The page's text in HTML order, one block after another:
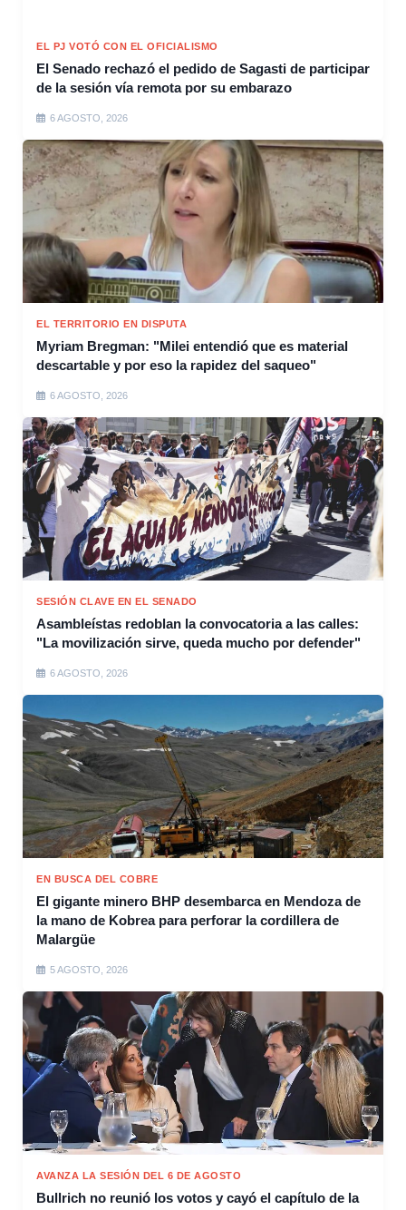
EL PJ VOTÓ CON EL OFICIALISMO
El Senado rechazó el pedido de Sagasti de participar
de la sesión vía remota por su embarazo
6 AGOSTO, 2026
EL TERRITORIO EN DISPUTA
Myriam Bregman: "Milei entendió que es material
descartable y por eso la rapidez del saqueo"
6 AGOSTO, 2026
SESIÓN CLAVE EN EL SENADO
Asambleístas redoblan la convocatoria a las calles:
"La movilización sirve, queda mucho por defender"
6 AGOSTO, 2026
EN BUSCA DEL COBRE
El gigante minero BHP desembarca en Mendoza de
la mano de Kobrea para perforar la cordillera de
Malargüe
5 AGOSTO, 2026
AVANZA LA SESIÓN DEL 6 DE AGOSTO
Bullrich no reunió los votos y cayó el capítulo de la